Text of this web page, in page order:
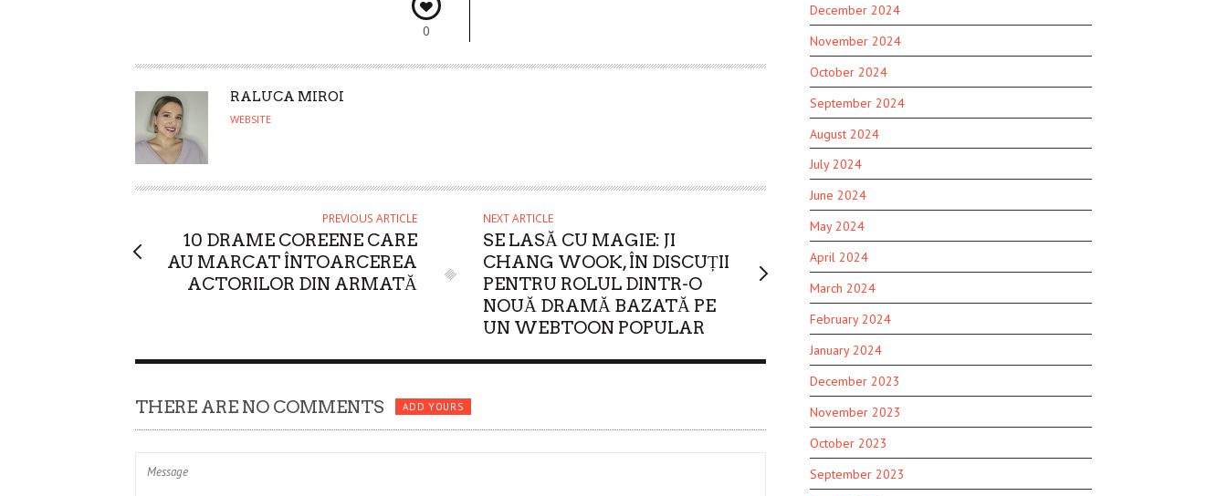
0
A
U
O
RALUCA MIROI
WEBSITE
PREVIOUS ARTICLE
10 DRAME COREENE CARE
AU MARCAT ÎNTOARCEREA
ACTORILOR DIN ARMATĂ
NEXT ARTICLE
SE LASĂ CU MAGIE: JI
CHANG WOOK, ÎN DISCUȚII
PENTRU ROLUL DINTR-O
NOUĂ DRAMĂ BAZATĂ PE
UN WEBTOON POPULAR
THERE ARE NO COMMENTS ADD YOURS
December 2024
November 2024
October 2024
September 2024
August 2024
July 2024
June 2024
May 2024
April 2024
March 2024
February 2024
January 2024
December 2023
November 2023
October 2023
September 2023